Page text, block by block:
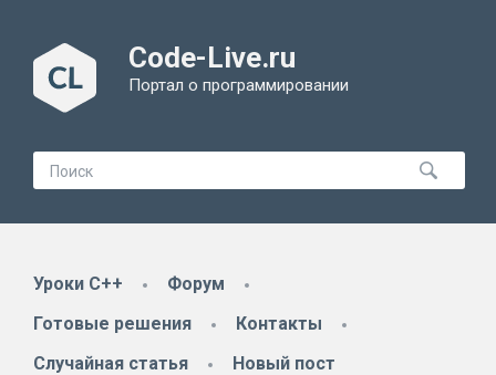
Code-Live.ru
Портал о программировании
Уроки C++
Форум
Готовые решения
Контакты
Случайная статья
Новый пост